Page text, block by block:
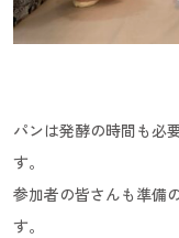
パンは発酵の時間も必
す。
参加者の皆さんも準備
す。